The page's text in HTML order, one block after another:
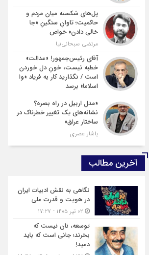
پل‌های شکسته میان مردم و
حاکمیت؛ تاوانِ سنگینِ «جا
خالی دادن» خواص
مرتضی سبحانی‌نیا
آقای رئیس‌جمهور! «عدالت»
خطبه نیست، خونِ دل خوردن
است / نگذارید کار به فریاد «وا
اسلاما» برسد
«مدل اربیل در راه بصره؟
نشانه‌های یک تغییر خطرناک در
ساختار عراق»
یاشار عصری
آخرین مطالب
نگاهی به نقش ادبیات ایران
در هویت و قدرت ملی
توسعه، نان نیست که
بخرند؛ جانی است که باید
دمید!